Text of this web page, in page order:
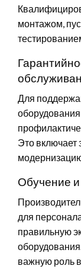
монтажом,
Для
Это включает
Обучение
для
правильную
важную роль